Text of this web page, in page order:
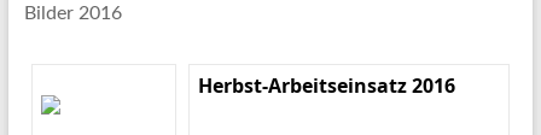
Bilder 2016
Herbst-Arbeitseinsatz 2016